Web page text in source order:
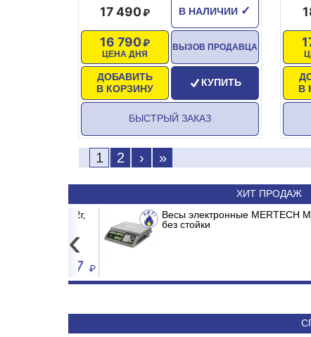
ХИТ ПРОДАЖ
Весы электронные MERTECH M-ER
без стойки
‹
MADRID INVERTER
50 590
Сплит-система ABASK ABK-
В НАЛИЧИИ ✓
17 490
ЦЕНА ДНЯ
16 790
ДОБАВИТЬ
В КОРЗИНУ
ВЫЗОВ ПРОДАВЦА
КУПИТЬ
БЫСТРЫЙ ЗАКАЗ
В
1 2 › »